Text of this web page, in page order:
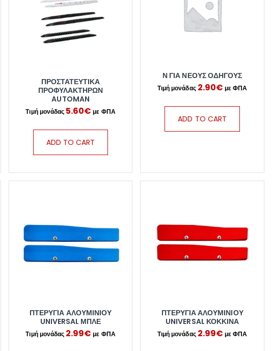
ΠΡΟΣΤΑΤΕΥΤΙΚΑ
ΠΡΟΦΥΛΑΚΤΗΡΩΝ
AUTOMAN
5.60€
ADD TO CART
Ν ΓΙΑ ΝΕΟΥΣ ΟΔΗΓΟΥΣ
2.90€
ADD TO CART
ΠΤΕΡΎΓΙΑ ΑΛΟΥΜΙΝΊΟΥ
UNIVERSAL ΜΠΛΕ
2.99€
ΠΤΕΡΎΓΙΑ ΑΛΟΥΜΙΝΊΟΥ
UNIVERSAL ΚΌΚΚΙΝΑ
2.99€